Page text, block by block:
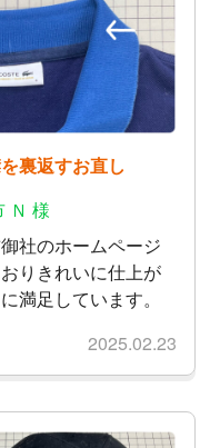
裏返すお直し
Ｎ 様
社のホームページ
りきれいに仕上が
満足しています。
2025.02.23